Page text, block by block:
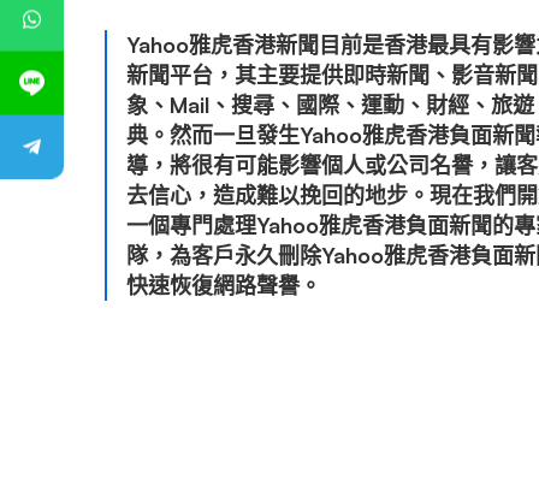
Yahoo雅虎香港新聞目前是香港最具有影
新聞平台，其主要提供即時新聞、影音新
象、Mail、搜尋、國際、運動、財經、旅
典。然而一旦發生Yahoo雅虎香港負面新
導，將很有可能影響個人或公司名譽，讓
去信心，造成難以挽回的地步。現在我們
一個專門處理Yahoo雅虎香港負面新聞的
隊，為客戶永久刪除Yahoo雅虎香港負面
快速恢復網路聲譽。